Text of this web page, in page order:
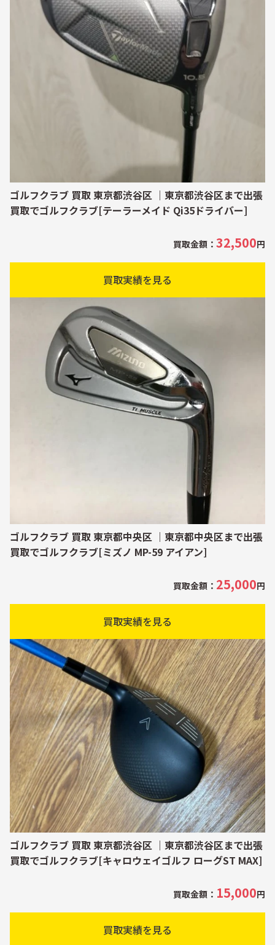
ゴルフクラブ 買取 東京都渋谷区 ｜東京都渋谷区まで出張
買取でゴルフクラブ[テーラーメイド Qi35ドライバー]
買取金額： 32,500円
買取実績を見る
ゴルフクラブ 買取 東京都中央区 ｜東京都中央区まで出張
買取でゴルフクラブ[ミズノ MP-59 アイアン]
買取金額： 25,000円
買取実績を見る
ゴルフクラブ 買取 東京都渋谷区 ｜東京都渋谷区まで出張
買取でゴルフクラブ[キャロウェイゴルフ ローグST MAX]
買取金額： 15,000円
買取実績を見る